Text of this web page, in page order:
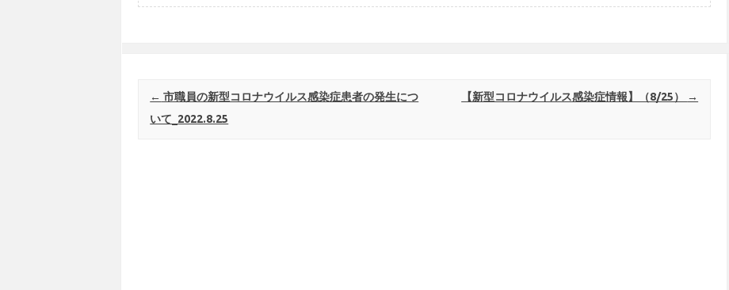
Post navigation
← 市職員の新型コロナウイルス感染症患者の発生につ
いて_2022.8.25
【新型コロナウイルス感染症情報】（8/25） →